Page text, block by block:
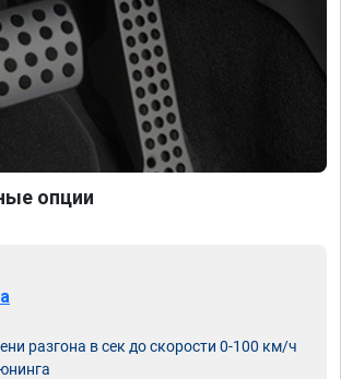
опции
разгона в сек до скорости 0-100 км/ч